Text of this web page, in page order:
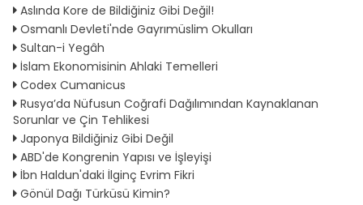
Aslında Kore de Bildiğiniz Gibi Değil!
Osmanlı Devleti'nde Gayrımüslim Okulları
Sultan-i Yegâh
İslam Ekonomisinin Ahlaki Temelleri
Codex Cumanicus
Rusya’da Nüfusun Coğrafi Dağılımından Kaynaklanan
Sorunlar ve Çin Tehlikesi
Japonya Bildiğiniz Gibi Değil
ABD'de Kongrenin Yapısı ve İşleyişi
İbn Haldun'daki İlginç Evrim Fikri
Gönül Dağı Türküsü Kimin?